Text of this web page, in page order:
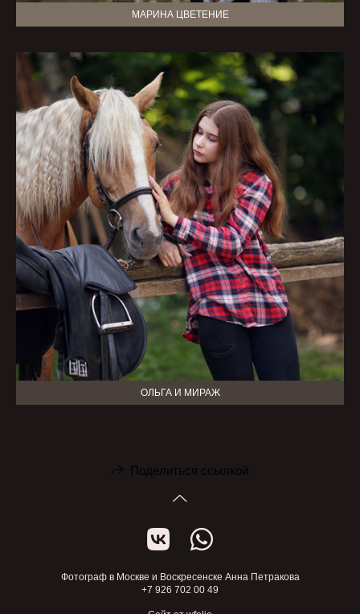
МАРИНА ЦВЕТЕНИЕ
ОЛЬГА И МИРАЖ
Поделиться ссылкой
Фотограф в Москве и Воскресенске Анна Петракова
+7 926 702 00 49